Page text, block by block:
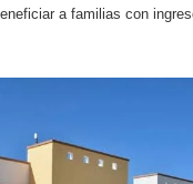
a familias con